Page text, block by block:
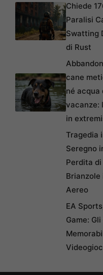
Chiede
Paralisi
Swatting
di Rust
cane
né acqua
vacanze:
in
Tragedia
Seregno
Perdita di
Aereo
EA
Game: